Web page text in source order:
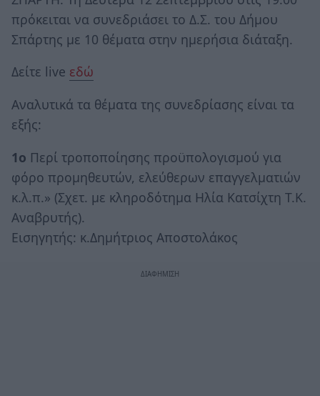
πρόκειται να συνεδριάσει το Δ.Σ. του Δήμου
Σπάρτης με 10 θέματα στην ημερήσια διάταξη.
Δείτε live εδώ
Αναλυτικά τα θέματα της συνεδρίασης είναι τα
εξής:
1ο Περί τροποποίησης προϋπολογισμού για
φόρο προμηθευτών, ελεύθερων επαγγελματιών
κ.λ.π.» (Σχετ. με κληροδότημα Ηλία Κατσίχτη Τ.Κ.
Αναβρυτής).
Εισηγητής: κ.Δημήτριος Αποστολάκος